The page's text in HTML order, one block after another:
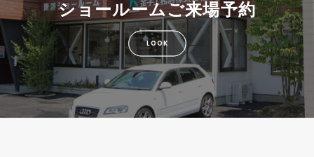
ショールームご来場予約
LOOK